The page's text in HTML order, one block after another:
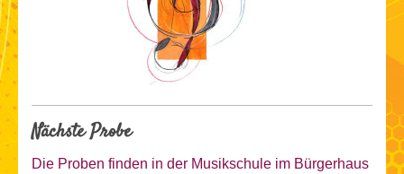
Nächste Probe
Die Proben finden in der Musikschule im Bürgerhaus